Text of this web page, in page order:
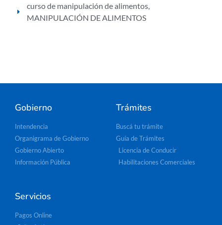
curso de manipulación de alimentos,
MANIPULACIÓN DE ALIMENTOS
Gobierno
Intendencia
Organigrama de Gobierno
Gobierno Abierto
Información Pública
Trámites
Buscá tu trámite
Guía de Trámites
Licencia de Conducir
Habilitaciones Comerciales
Servicios
Pagos Online